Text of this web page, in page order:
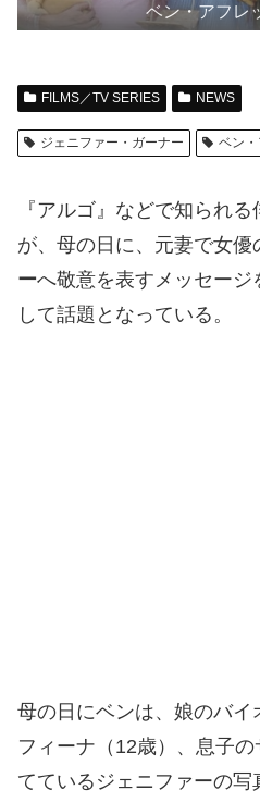
ベン・アフレ
FILMS／TV SERIES NEWS
ジェニファー・ガーナー ベン・
『アルゴ』などで知られる
が、母の日に、元妻で女優
ーへ敬意を表すメッセー
して話題となっている。
母の日にベンは、娘のバイ
フィーナ（12歳）、息子
てているジェニファーの